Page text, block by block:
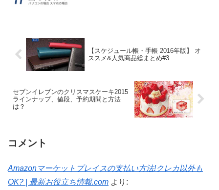
【スケジュール帳・手帳 2016年版】 オ
ススメ&人気商品総まとめ#3
セブンイレブンのクリスマスケーキ2015
ラインナップ、値段、予約期間と方法
は？
コメント
Amazonマーケットプレイスの支払い方法!クレカ以外も
OK? | 最新お役立ち情報.com より: